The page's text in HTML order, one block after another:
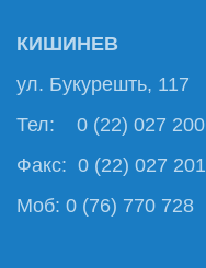
КИШИНЕВ
ул. Букурешть, 117
Тел: 0 (22) 027 200
Факс: 0 (22) 027 201
Моб: 0 (76) 770 728